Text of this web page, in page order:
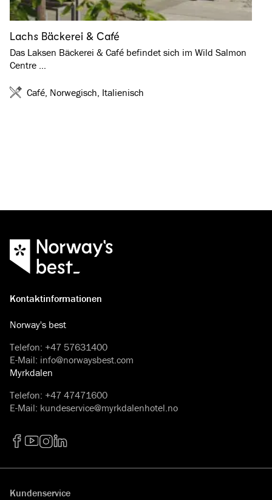
Lachs Bäckerei & Café
Das Laksen Bäckerei & Café befindet sich im Wild Salmon
Centre …
Café, Norwegisch, Italienisch
Kontaktinformationen
Norway's best
Telefon: +47 57631400
E-Mail: info@norwaysbest.com
Myrkdalen
Telefon: +47 47471600
E-Mail: kundeservice@myrkdalenhotel.no
Kundenservice